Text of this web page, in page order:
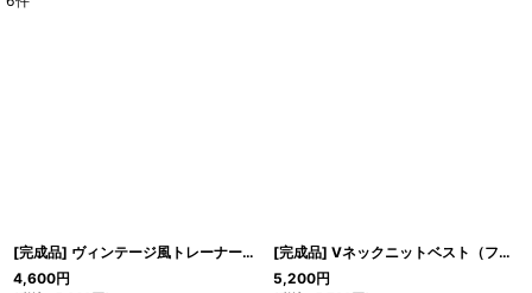
[完成品] ヴィンテージ風トレーナー（杢ネイビー）
4,600円
[完成品] Vネックニットベスト（フォーキーモカ）
5,200円